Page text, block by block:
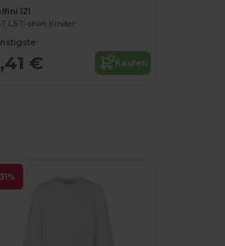
121
LS T-shirt Kinder
€ Kaufen